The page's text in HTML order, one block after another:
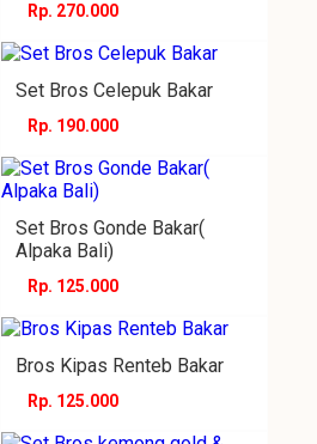
Rp. 270.000
Set Bros Celepuk Bakar
Rp. 190.000
Set Bros Gonde Bakar(
Alpaka Bali)
Rp. 125.000
Bros Kipas Renteb Bakar
Rp. 125.000